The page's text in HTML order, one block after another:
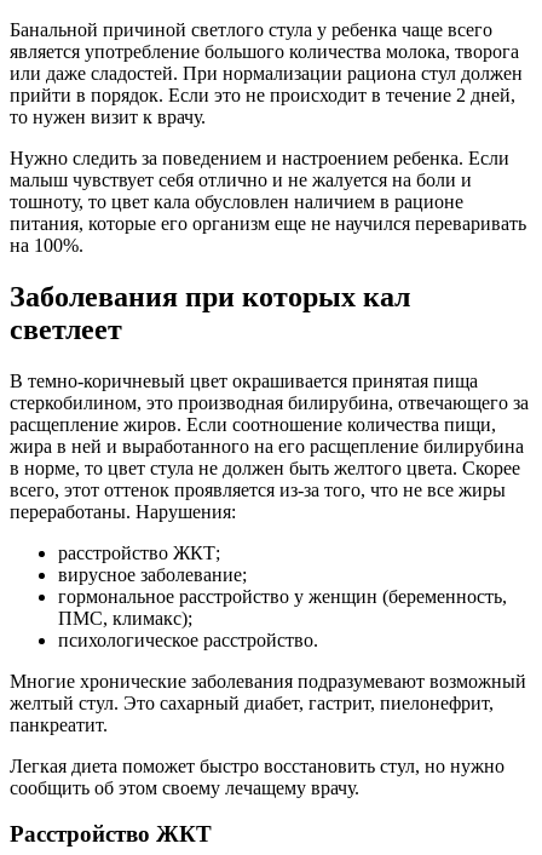
Банальной причиной светлого стула у ребенка чаще всего
является употребление большого количества молока, творога
или даже сладостей. При нормализации рациона стул должен
прийти в порядок. Если это не происходит в течение 2 дней,
то нужен визит к врачу.
Нужно следить за поведением и настроением ребенка. Если
малыш чувствует себя отлично и не жалуется на боли и
тошноту, то цвет кала обусловлен наличием в рационе
питания, которые его организм еще не научился переваривать
на 100%.
Заболевания при которых кал
светлеет
В темно-коричневый цвет окрашивается принятая пища
стеркобилином, это производная билирубина, отвечающего за
расщепление жиров. Если соотношение количества пищи,
жира в ней и выработанного на его расщепление билирубина
в норме, то цвет стула не должен быть желтого цвета. Скорее
всего, этот оттенок проявляется из-за того, что не все жиры
переработаны. Нарушения:
расстройство ЖКТ;
вирусное заболевание;
гормональное расстройство у женщин (беременность,
ПМС, климакс);
психологическое расстройство.
Многие хронические заболевания подразумевают возможный
желтый стул. Это сахарный диабет, гастрит, пиелонефрит,
панкреатит.
Легкая диета поможет быстро восстановить стул, но нужно
сообщить об этом своему лечащему врачу.
Расстройство ЖКТ